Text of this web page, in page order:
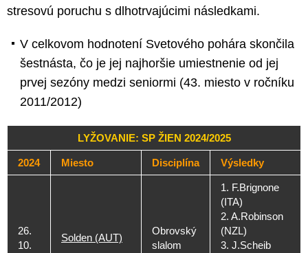
stresovú poruchu s dlhotrvajúcimi následkami.
V celkovom hodnotení Svetového pohára skončila
šestnásta, čo je jej najhoršie umiestnenie od jej
prvej sezóny medzi seniormi (43. miesto v ročníku
2011/2012)
LYŽOVANIE: SP ŽIEN 2024/2025
2024 Miesto Disciplína Výsledky
26.
10.
Solden (AUT)
Obrovský
slalom
1. F.Brignone
(ITA)
2. A.Robinson
(NZL)
3. J.Scheib